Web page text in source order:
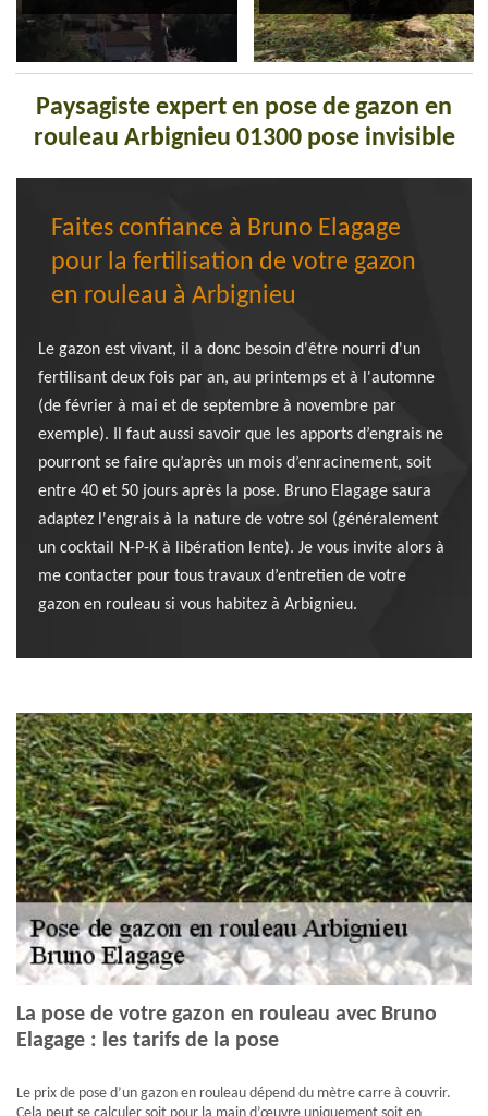
Paysagiste expert en pose de gazon en
rouleau Arbignieu 01300 pose invisible
Faites confiance à Bruno Elagage
pour la fertilisation de votre gazon
en rouleau à Arbignieu
Le gazon est vivant, il a donc besoin d'être nourri d'un
fertilisant deux fois par an, au printemps et à l'automne
(de février à mai et de septembre à novembre par
exemple). Il faut aussi savoir que les apports d’engrais ne
pourront se faire qu’après un mois d’enracinement, soit
entre 40 et 50 jours après la pose. Bruno Elagage saura
adaptez l'engrais à la nature de votre sol (généralement
un cocktail N-P-K à libération lente). Je vous invite alors à
me contacter pour tous travaux d’entretien de votre
gazon en rouleau si vous habitez à Arbignieu.
La pose de votre gazon en rouleau avec Bruno
Elagage : les tarifs de la pose
Le prix de pose d’un gazon en rouleau dépend du mètre carre à couvrir.